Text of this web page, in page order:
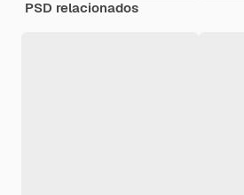
PSD relacionados